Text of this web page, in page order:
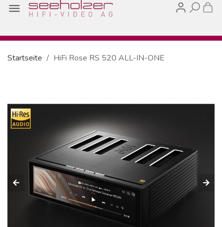

Startseite HiFi Rose RS 520 ALL-IN-ONE
arrow_back arrow_forward